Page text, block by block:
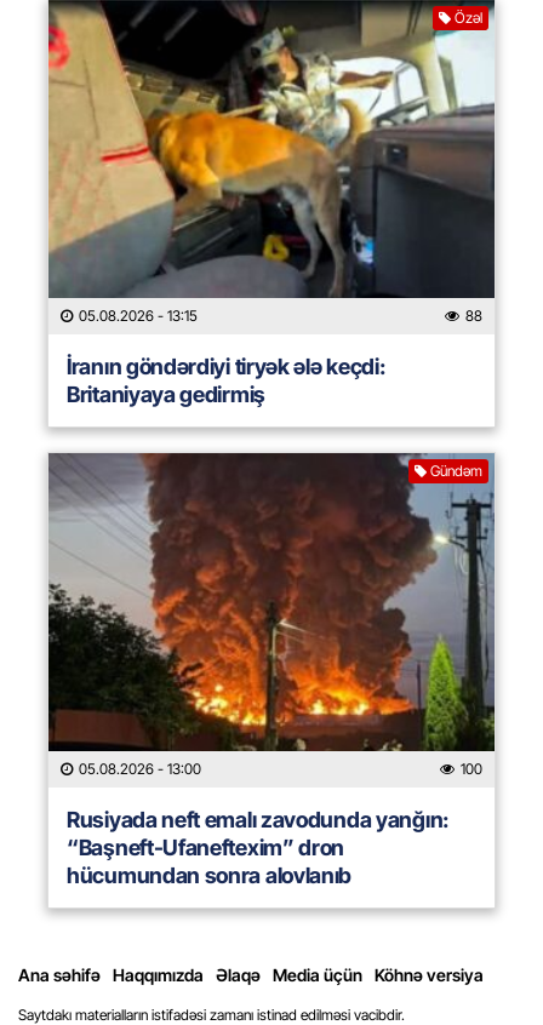
Özəl
05.08.2026 - 13:15 88
İranın göndərdiyi tiryək ələ keçdi:
Britaniyaya gedirmiş
Gündəm
05.08.2026 - 13:00 100
Rusiyada neft emalı zavodunda yanğın:
“Başneft-Ufaneftexim” dron
hücumundan sonra alovlanıb
Ana səhifə Haqqımızda Əlaqə Media üçün Köhnə versiya
Saytdakı materialların istifadəsi zamanı istinad edilməsi vacibdir.